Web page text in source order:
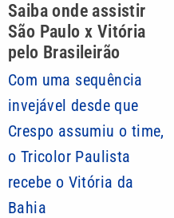
Saiba onde assistir
São Paulo x Vitória
pelo Brasileirão
Com uma sequência
invejável desde que
Crespo assumiu o time,
o Tricolor Paulista
recebe o Vitória da
Bahia